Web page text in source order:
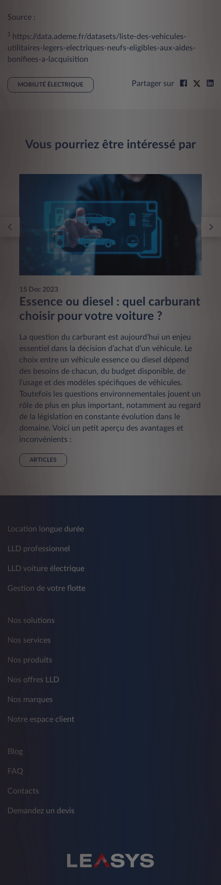
Source :
1
https://data.ademe.fr/datasets/liste-des-vehicules-
utilitaires-legers-electriques-neufs-eligibles-aux-aides-
bonifiees-a-lacquisition
MOBILITÉ ÉLECTRIQUE Partager sur
Vous pourriez être intéressé par
15 Dec 2023
Essence ou diesel : quel carburant
choisir pour votre voiture ?
La question du carburant est aujourd’hui un enjeu
essentiel dans la décision d’achat d’un véhicule. Le
choix entre un véhicule essence ou diesel dépend
des besoins de chacun, du budget disponible, de
l’usage et des modèles spécifiques de véhicules.
Toutefois les questions environnementales jouent un
rôle de plus en plus important, notamment au regard
de la législation en constante évolution dans le
domaine. Voici un petit aperçu des avantages et
inconvénients :
ARTICLES
Location longue durée
LLD professionnel
LLD voiture électrique
Gestion de votre flotte
Nos solutions
Nos services
Nos produits
Nos offres LLD
Nos marques
Notre espace client
Blog
FAQ
Contacts
Demandez un devis